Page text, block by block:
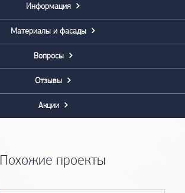
Информация
Материалы и фасады
Вопросы
Отзывы
Акции
Похожие проекты